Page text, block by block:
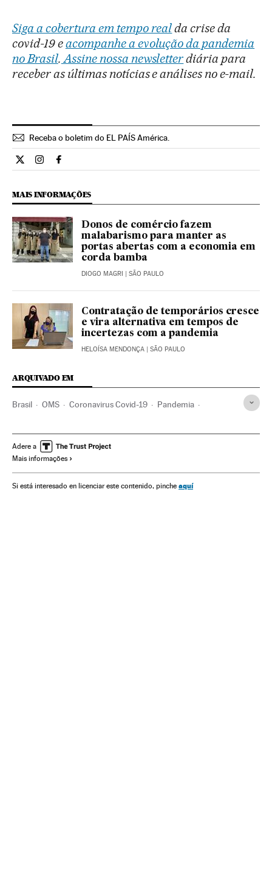
Siga a cobertura em tempo realda crise da
covid-19 eacompanhe a evolução da pandemia
no Brasil. Assine nossa newsletterdiária para
receber as últimas notícias e análises no e-mail.
Receba o boletim do EL PAÍS América.
Economia El País Brasil en Twitter
Economia El País Brasil en Instagram
Economia El País Brasil en Facebook
MAIS INFORMAÇÕES
Donos de comércio fazem
malabarismo para manter as
portas abertas com a economia em
corda bamba
DIOGO MAGRI | SÃO PAULO
Contratação de temporários cresce
e vira alternativa em tempos de
incertezas com a pandemia
HELOÍSA MENDONÇA | SÃO PAULO
ARQUIVADO EM
Brasil OMS Coronavirus Covid-19 Pandemia
Ministério Saúde CEPAL
Desemprego
Desigualdade social Alicia Bárcena Trabalho
Adere a
Mais informações
Si está interesado en licenciar este contenido, pinche aquí